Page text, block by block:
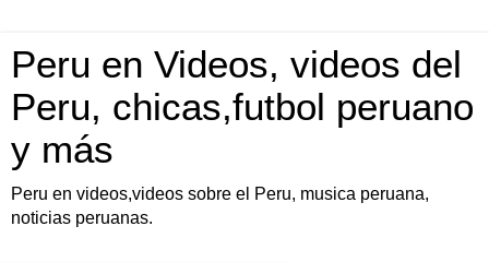
Peru en Videos, videos del
Peru, chicas,futbol peruano
y más
Peru en videos,videos sobre el Peru, musica peruana,
noticias peruanas.